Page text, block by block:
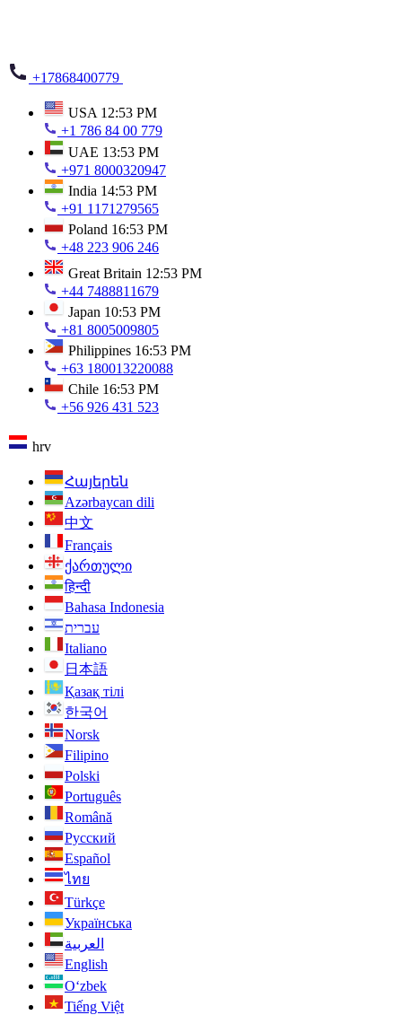
+17868400779
USA 12:53 PM
+1 786 84 00 779
UAE 13:53 PM
+971 8000320947
India 14:53 PM
+91 1171279565
Poland 16:53 PM
+48 223 906 246
Great Britain 12:53 PM
+44 7488811679
Japan 10:53 PM
+81 8005009805
Philippines 16:53 PM
+63 180013220088
Chile 16:53 PM
+56 926 431 523
hrv
Հայերեն
Azərbaycan dili
中文
Français
ქართული
हिन्दी
Bahasa Indonesia
עברית
Italiano
日本語
Қазақ тілі
한국어
Norsk
Filipino
Polski
Português
Română
Русский
Español
ไทย
Türkçe
Українська
العربية
English
O‘zbek
Tiếng Việt